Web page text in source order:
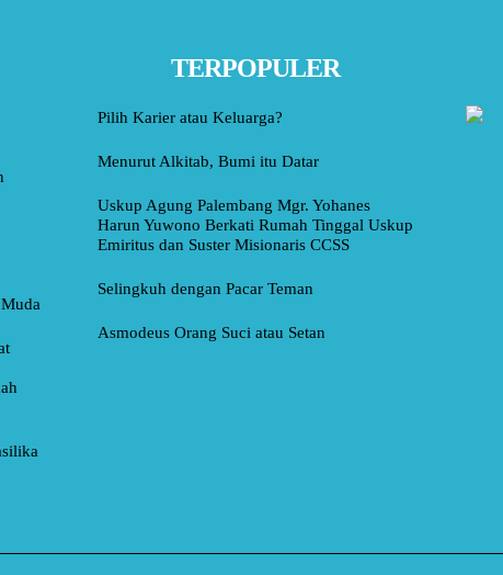
TERPOPULER
Pilih Karier atau Keluarga?
Menurut Alkitab, Bumi itu Datar
Uskup Agung Palembang Mgr. Yohanes
Harun Yuwono Berkati Rumah Tinggal Uskup
Emiritus dan Suster Misionaris CCSS
Selingkuh dengan Pacar Teman
Asmodeus Orang Suci atau Setan